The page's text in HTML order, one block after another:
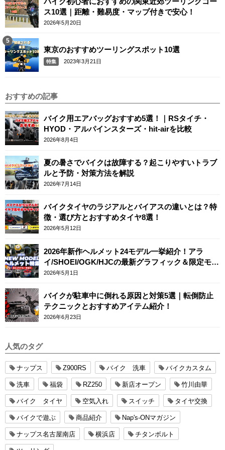
ス10選｜距離・難易度・マップ付きで安心！
2026年5月20日
東京のおすすめツーリングスポット10選
特集 2023年3月21日
おすすめの記事
バイク用エアバッグおすすめ5選！｜RSタイチ・
HYOD・アルパインスターズ・hit-airを比較
2026年8月4日
夏の暑さでバイクは故障する？起こりやすいトラブ
ルと予防・対策方法を解説
2026年7月14日
バイクタイヤのラジアルとバイアスの違いとは？特
徴・選び方とおすすめタイヤ8選！
2026年5月12日
2026年新作ヘルメット24モデル一挙紹介！アラ
イ/SHOEI/OGK/HJCの最新グラフィック＆限定モデ
ルまとめ
2026年5月1日
バイクが駐車中に倒れる原因と対策5選｜転倒防止
テクニックとおすすめアイテム紹介！
2026年6月23日
人気のタグ
ナップス Z900RS バイク 洗車 バイクカスタム
洗車 福袋 RZ250 新店オープン 竹川由華
バイク タイヤ 空気入れ スイッチ タイヤ交換
バイクで遊ぶ 商品紹介 Nap's-ONマガジン
ナップス名古屋南店 横浜店 チタンボルト